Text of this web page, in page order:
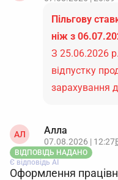
Пільгову
ніж з
З 25.06.2026
відпустку
зарахування
АЛ Алла
07.08.2026 | 12:27
ВІДПОВІДЬ НАДАНО
Є відповідь АІ
Оформлення